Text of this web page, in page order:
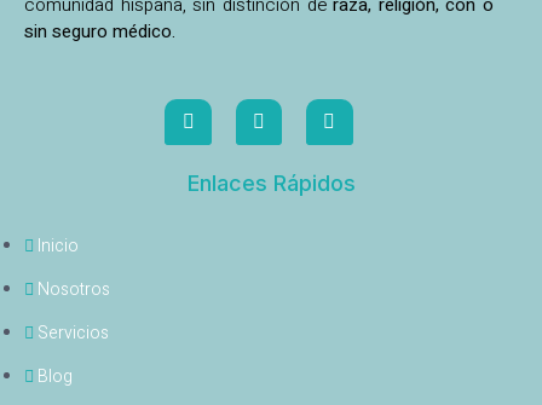
sin seguro médico.
Enlaces Rápidos
Inicio
Nosotros
Servicios
Blog